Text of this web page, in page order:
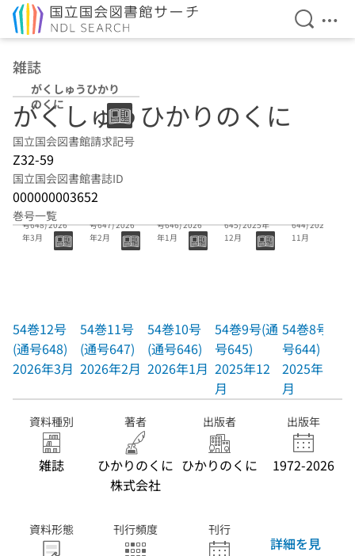
検索を
メ
雑誌
がくしゅうひかり
のくに
がくしゅうひかりのくに
国立国会図書館請求記号
Z32-59
国立国会図書館書誌ID
000000003652
巻号一覧
54巻12号(通
号648) 2026
年3月
54巻12号
(通号648)
2026年3月
号647) 2026
年2月
54巻11号
(通号647)
2026年2月
号646) 2026
年1月
54巻10号
(通号646)
2026年1月
645) 2025年
12月
54巻9号(通
号645)
2025年12
月
644) 2025年
11月
54巻8号(通
号644)
2025年11
月
資料種別
雑誌
著者
ひかりのくに
株式会社
出版者
ひかりのくに
出版年
1972-2026
資料形態 刊行頻度 刊行
詳細を見